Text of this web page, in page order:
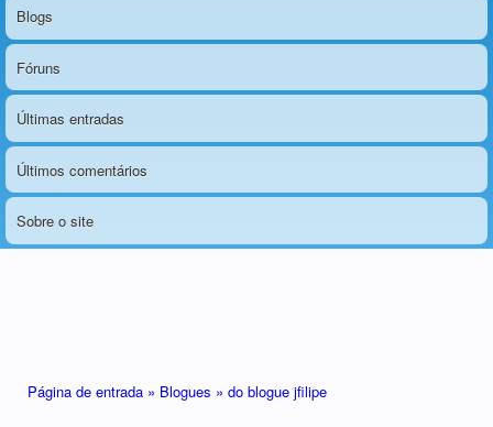
Blogs
Fóruns
Últimas entradas
Últimos comentários
Sobre o site
Página de entrada » Blogues » do blogue jfilipe